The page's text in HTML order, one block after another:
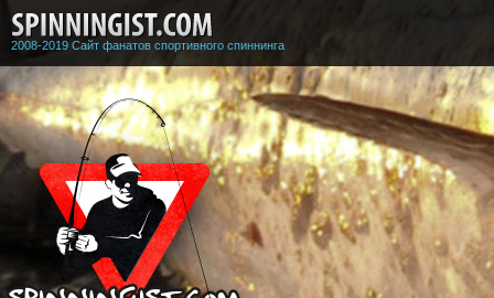
2008-2019 Сайт фанатов спортивного спиннинга